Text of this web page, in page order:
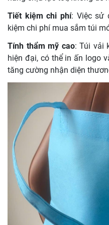
Tiết kiệm chi phí: Việc sử
kiệm chi phí mua sắm túi
Tính thẩm mỹ cao: Túi vải
hiện đại, có thể in ấn logo
tăng cường nhận diện